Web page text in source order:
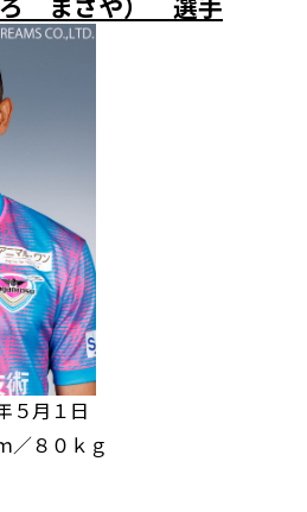
５月１日
／８０ｋｇ